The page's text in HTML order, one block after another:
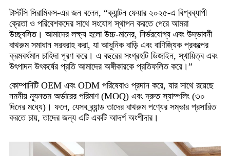
টার্স্টসি সিরামিকস-এর জন বলেন, “ক্যান্টন ফেয়ার ২০২৫-এ বিশ্বব্যাপী
ক্রেতা ও পরিবেশকদের সাথে সংযোগ স্থাপন করতে পেরে আমরা
উচ্ছ্বসিত। আমাদের লক্ষ্য হলো উচ্চ-মানের, নির্ভরযোগ্য এবং উদ্ভাবনী
বাথরুম সমাধান সরবরাহ করা, যা আধুনিক বাড়ি এবং বাণিজ্যিক প্রকল্পের
ক্রমবর্ধমান চাহিদা পূরণ করে। এ বছরের সংগ্রহটি ডিজাইন, স্থায়িত্ব এবং
উৎপাদন উৎকর্ষের প্রতি আমাদের অঙ্গীকারকে প্রতিফলিত করে।”
কোম্পানিটি OEM এবং ODM পরিষেবাও প্রদান করে, যার সাথে রয়েছে
নমনীয় ন্যূনতম অর্ডারের পরিমাণ (MOQ) এবং দ্রুত স্যাম্পলিং (৩০
দিনের মধ্যে)। ফলে, যেসব ব্র্যান্ড তাদের বাথরুম পণ্যের সম্ভার প্রসারিত
করতে চায়, তাদের জন্য এটি একটি আদর্শ অংশীদার।